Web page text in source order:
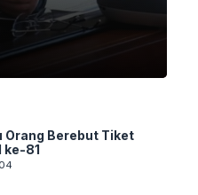
Orang Berebut Tiket
ke-81